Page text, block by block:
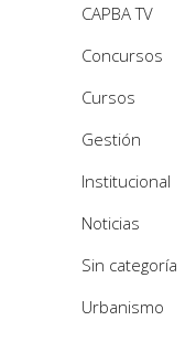
CAPBA TV
Concursos
Cursos
Gestión
Institucional
Noticias
Sin categoría
Urbanismo